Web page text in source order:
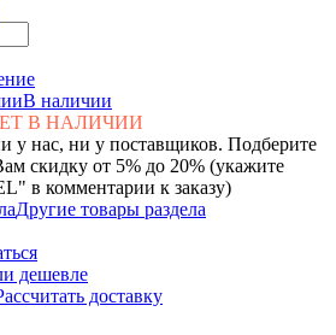
В наличии
В НАЛИЧИИ
у нас, ни у поставщиков. Подберите
скидку от 5% до 20% (укажите
в комментарии к заказу)
Другие товары раздела
дешевле
доставку